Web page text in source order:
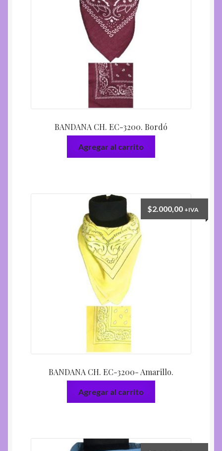
BANDANA CH. EC-3200. Bordó
Agregar al carrito
BANDANA CH. EC-3200- Amarillo.
$2.000,00 +IVA
Agregar al carrito